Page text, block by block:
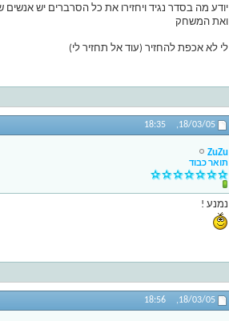
יודע מה בסדר נגיד ויחזירו את כל הסרברים יש אנשים
ואת המשחק
לי לא אכפת להחזיר (עוד אל תחזיר לי)
18/03/05,
18:35
ZuZu
תואר כבוד
נמנע !
18/03/05,
18:56